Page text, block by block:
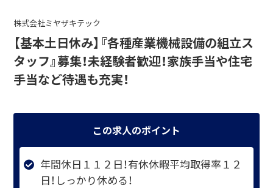
株式会社ミヤザキテック
【基本土日休み】『各種産業機械設備の組立ス
タッフ』募集！未経験者歓迎！家族手当や住宅
手当など待遇も充実！
この求人のポイント
年間休日１１２日！有休休暇平均取得率１２
日！しっかり休める！